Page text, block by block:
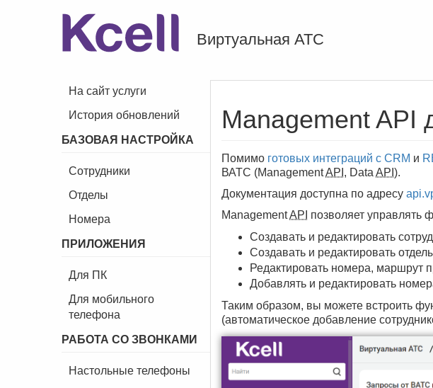
Виртуальная АТС
На сайт услуги
История обновлений
БАЗОВАЯ НАСТРОЙКА
Сотрудники
Отделы
Номера
ПРИЛОЖЕНИЯ
Для ПК
Для мобильного
телефона
РАБОТА СО ЗВОНКАМИ
Настольные телефоны
Management API
Помимо готовых интеграций с CRM и
ВАТС (ManagementAPI , Data API ).
Документация доступна по адресу
ManagementAPI позволяет управлять
Создавать и редактировать
Создавать и редактировать
Редактировать номера, маршрут
Добавлять и редактировать
Таким образом, вы можете встроить
(автоматическое добавление